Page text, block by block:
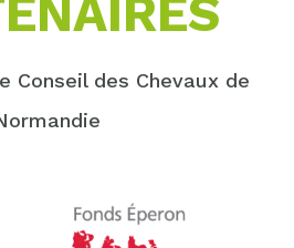
Conseil des Chevaux de